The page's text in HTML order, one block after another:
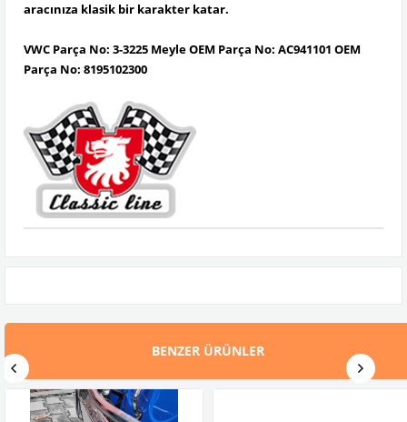
aracınıza klasik bir karakter katar.
VWC Parça No: 3-3225 Meyle OEM Parça No: AC941101 OEM
Parça No: 8195102300
BENZER ÜRÜNLER